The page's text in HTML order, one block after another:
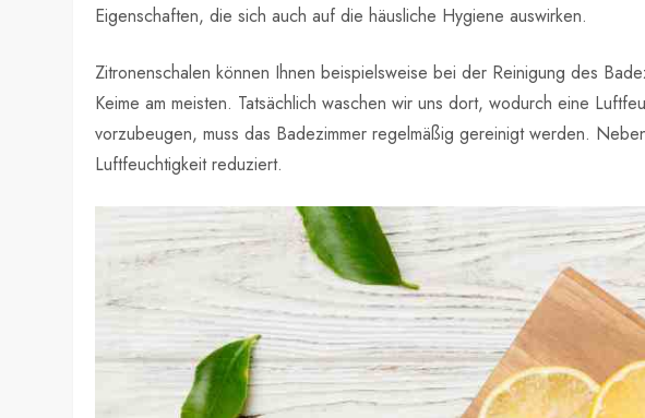
Eigenschaften, die sich auch auf die häusliche Hygiene auswirken.
Zitronenschalen können Ihnen beispielsweise bei der Reinigung des
Keime am meisten. Tatsächlich waschen wir uns dort, wodurch eine
vorzubeugen, muss das Badezimmer regelmäßig gereinigt werden.
Luftfeuchtigkeit reduziert.